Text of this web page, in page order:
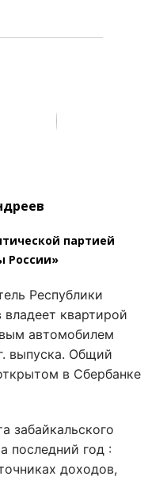
партией
России»
Республики
квартирой
автомобилем
выпуска. Общий
в Сбербанке
забайкальского
последний год :
доходов,